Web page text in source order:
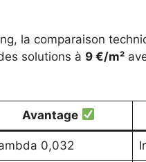
la comparaison
solutions à 9 €/m²
Avantage
0,032